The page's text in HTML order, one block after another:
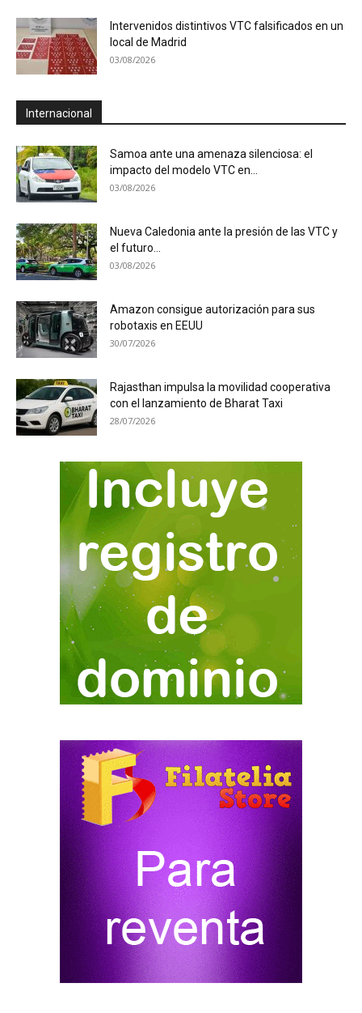
Intervenidos distintivos VTC falsificados en un
local de Madrid
03/08/2026
Internacional
Samoa ante una amenaza silenciosa: el
impacto del modelo VTC en...
03/08/2026
Nueva Caledonia ante la presión de las VTC y
el futuro...
03/08/2026
Amazon consigue autorización para sus
robotaxis en EEUU
30/07/2026
Rajasthan impulsa la movilidad cooperativa
con el lanzamiento de Bharat Taxi
28/07/2026